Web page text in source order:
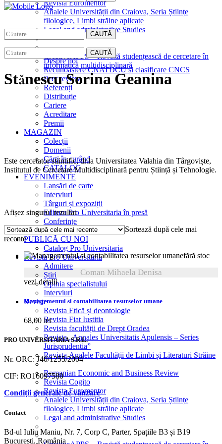
Revista Euromentor
Analele Universității din Craiova, Seria Științe
filologice, Limbi străine aplicate
Legal and administrative Studies
CreativeAPPS – Revistă studențească de cercetare în
informatică multidisciplinară
CAUTĂ
EDITURA
Despre noi
Recunoaștere CNATDCU și clasificare CNCS
Peer review
Referenți
Distribuție
Cariere
Acreditare
Premii
MAGAZIN
Colecții
Domenii
Cărţi în curând
CATALOG
EVENIMENTE
Lansări de carte
Interviuri
Târguri și expoziții
Editura Pro Universitaria în presă
Conferințe
AUTORI
PUBLICĂ CU NOI
Catalog Pro Universitaria
Revista Pro Universitaria
Admitere
Știri
Opinia specialistului
Interviuri
Reviste
Revista Etică și deontologie
Revista Fiat Iustitia
Revista facultății de Drept Oradea
Revista „Annales Universitatis Apulensis – Series
Jurisprudentia”
Revista Analele Facultăţii de Limbi și Literaturi Străine
Romanian Economic and Business Review
Revista Cogito
Revista Euromentor
Analele Universității din Craiova, Seria Științe
filologice, Limbi străine aplicate
Legal and administrative Studies
CAUTĂ
Stănescu Sorina Geanina
Este cercetator stiintific, dr.la Universitatea Valahia din Târgoviște,
Institutul de Cercetare Multidisciplinară pentru Știință și Tehnologie.
Afișez singurul rezultat
Sortează după cele mai
recente
fără stoc
Coman Mihaela Denisa
vezi detalii
Managementul si contabilitatea resurselor umane
68,00 lei
PRO UNIVERSITARIA S.R.L.
Nr. ORC: J40/1255/2004
CIF: RO16097580
Condiții generale de vânzare
Contact
Bd-ul Iuliu Maniu, Nr. 7, Corp C, Parter, Spațiile B3 și B19
București, România